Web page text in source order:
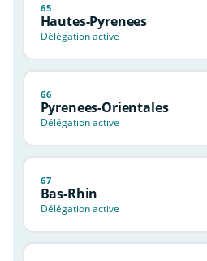
65
Hautes-Pyrenees
Délégation active
66
Pyrenees-Orientales
Délégation active
67
Bas-Rhin
Délégation active